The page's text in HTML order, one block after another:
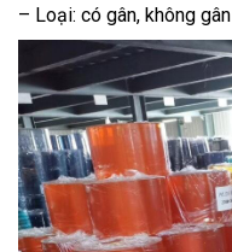
– Loại: có gân, không gân